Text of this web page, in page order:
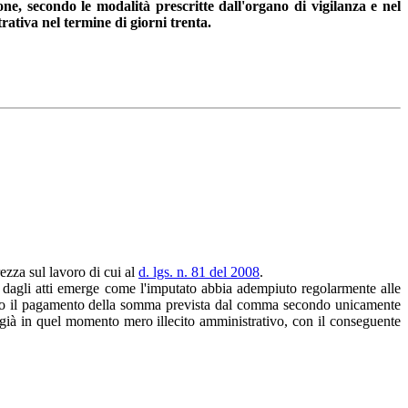
secondo le modalità prescritte dall'organo di vigilanza e nel
nel termine di giorni trenta.
sul lavoro di cui al d. lgs. n. 81 del 2008.
atti emerge come l'imputato abbia adempiuto regolarmente alle
pagamento della somma prevista dal comma secondo unicamente
in quel momento mero illecito amministrativo, con il conseguente